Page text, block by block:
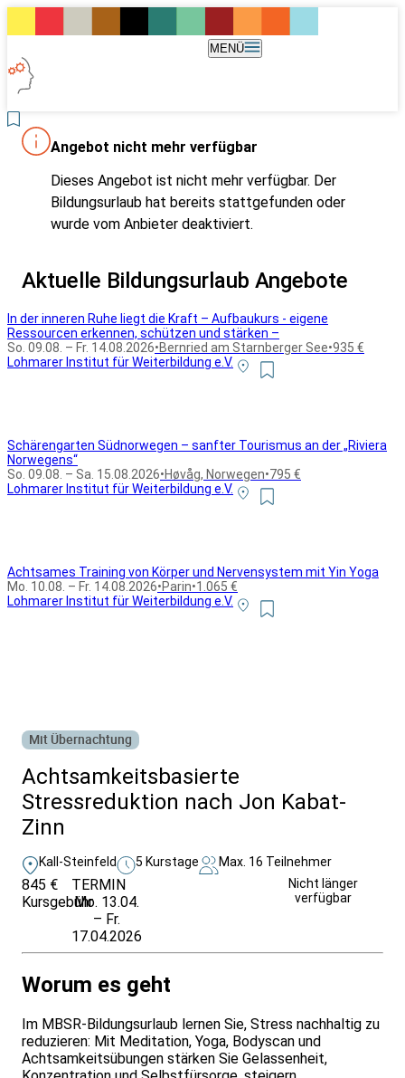
MENÜ
Angebot nicht mehr verfügbar
Dieses Angebot ist nicht mehr verfügbar. Der
Bildungsurlaub hat bereits stattgefunden oder
wurde vom Anbieter deaktiviert.
Aktuelle Bildungsurlaub Angebote
In der inneren Ruhe liegt die Kraft – Aufbaukurs - eigene
Ressourcen erkennen, schützen und stärken –
So. 09.08. – Fr. 14.08.2026•Bernried am Starnberger See•935 €
Lohmarer Institut für Weiterbildung e.V.
Schärengarten Südnorwegen – sanfter Tourismus an der „Riviera
Norwegens“
So. 09.08. – Sa. 15.08.2026•Høvåg, Norwegen•795 €
Lohmarer Institut für Weiterbildung e.V.
Achtsames Training von Körper und Nervensystem mit Yin Yoga
Mo. 10.08. – Fr. 14.08.2026•Parin•1.065 €
Lohmarer Institut für Weiterbildung e.V.
Mit Übernachtung
Achtsamkeitsbasierte
Stressreduktion nach Jon Kabat-
Zinn
Kall-Steinfeld 5 Kurstage Max. 16 Teilnehmer
845 €
Kursgebühr
TERMIN
Mo. 13.04.
– Fr.
17.04.2026
Nicht länger
verfügbar
Worum es geht
Im MBSR-Bildungsurlaub lernen Sie, Stress nachhaltig zu
reduzieren: Mit Meditation, Yoga, Bodyscan und
Achtsamkeitsübungen stärken Sie Gelassenheit,